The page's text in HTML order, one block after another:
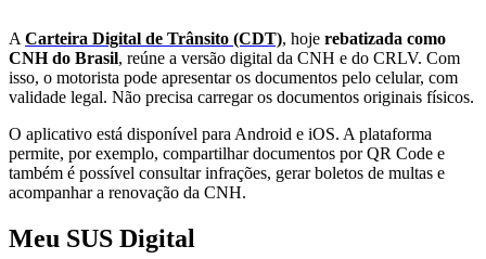
A Carteira Digital de Trânsito (CDT), hoje rebatizada como
CNH do Brasil, reúne a versão digital da CNH e do CRLV. Com
isso, o motorista pode apresentar os documentos pelo celular, com
validade legal. Não precisa carregar os documentos originais físicos.
O aplicativo está disponível para Android e iOS. A plataforma
permite, por exemplo, compartilhar documentos por QR Code e
também é possível consultar infrações, gerar boletos de multas e
acompanhar a renovação da CNH.
Meu SUS Digital